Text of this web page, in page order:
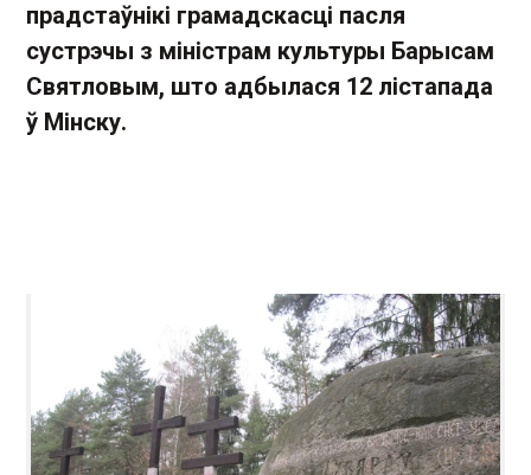
прадстаўнікі грамадскасці пасля
сустрэчы з міністрам культуры Барысам
Святловым, што адбылася 12 лістапада
ў Мінску.